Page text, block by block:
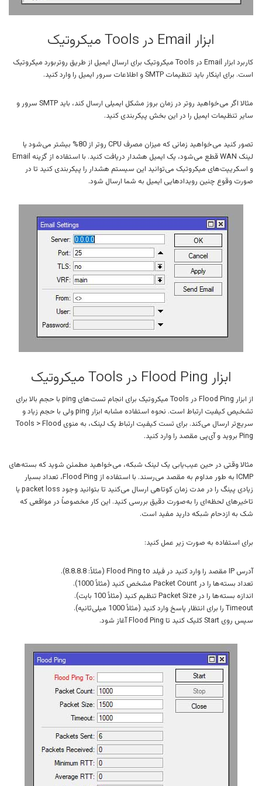
ابزار Email در Tools میکروتیک
کاربرد ابزار Email در Tools میکروتیک برای ارسال ایمیل از طریق روتربورد میکروتیک
است. برای اینکار باید تنظیمات SMTP و اطلاعات سرور ایمیل را وارد کنید.
مثالا اگر می‌خواهید روتر در زمان بروز مشکل ایمیلی ارسال کند، باید SMTP سرور و
سایر تنظیمات ایمیل را در این بخش پیکربندی کنید.
تصور کنید می‌خواهید زمانی که میزان مصرف CPU روتر از 80% بیشتر می‌شود یا
لینک WAN قطع می‌شود، یک ایمیل هشدار دریافت کنید. با استفاده از گزینه Email
و اسکریپت‌های میکروتیک می‌توانید این سیستم هشدار را پیکربندی کنید تا در
صورت وقوع چنین رویدادهایی ایمیل به شما ارسال شود.
ابزار Flood Ping در Tools میکروتیک
از ابزار Flood Ping در Tools میکروتیک برای انجام تست‌های ping با حجم بالا برای
تشخیص کیفیت ارتباط است. نحوه استفاده مشابه ابزار ping ولی با حجم زیاد و
سریع‌تر ارسال می‌کند. برای تست کیفیت ارتباط یک لینک، به منوی Tools > Flood
Ping بروید و آی‌پی مقصد را وارد کنید.
مثالا وقتی در حین عیب‌یابی یک لینک شبکه، می‌خواهید مطمئن شوید که بسته‌های
ICMP به طور مداوم به مقصد می‌رسند. با استفاده از Flood Ping، تعداد بسیار
زیادی پینگ را در مدت زمان کوتاهی ارسال می‌کنید تا بتوانید وجود packet loss یا
تاخیرهای لحظه‌ای را به‌صورت دقیق بررسی کنید. این کار مخصوصاً در مواقعی که
شک به ازدحام شبکه دارید مفید است.
برای استفاده به صورت زیر عمل کنید:
آدرس IP مقصد را وارد کنید در فیلد Flood Ping to (مثلاً: 8.8.8.8).
تعداد بسته‌ها را در Packet Count مشخص کنید (مثلاً 1000).
اندازه بسته‌ها را در Packet Size تنظیم کنید (مثلاً 100 بایت).
Timeout را برای انتظار پاسخ وارد کنید (مثلاً 1000 میلی‌ثانیه).
سپس روی Start کلیک کنید تا Flood Ping آغاز شود.